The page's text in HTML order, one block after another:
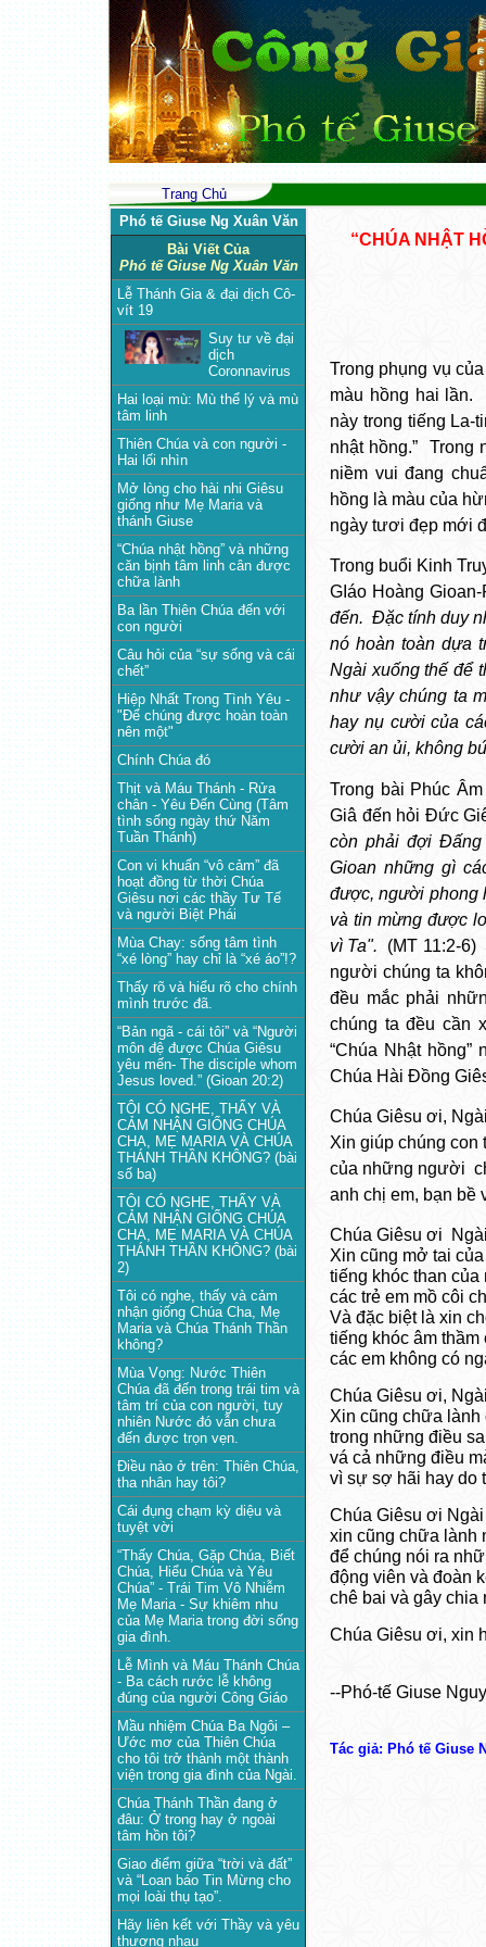
Trang Chủ
Phó tế Giuse Ng Xuân Văn
Bài Viết Của
Phó tế Giuse Ng Xuân Văn
Lễ Thánh Gia & đại dịch Cô-
vít 19
Suy tư về đại
dịch
Coronnavirus
Hai loại mù: Mù thể lý và mù
tâm linh
Thiên Chúa và con người -
Hai lối nhìn
Mở lòng cho hài nhi Giêsu
giống như Mẹ Maria và
thánh Giuse
“Chúa nhật hồng” và những
căn bịnh tâm linh cân được
chữa lành
Ba lần Thiên Chúa đến với
con người
Câu hỏi của “sự sống và cái
chết”
Hiệp Nhất Trong Tình Yêu -
"Để chúng được hoàn toàn
nên một"
Chính Chúa đó
Thịt và Máu Thánh - Rửa
chân - Yêu Đến Cùng (Tâm
tình sống ngày thứ Năm
Tuần Thánh)
Con vi khuẩn “vô cảm” đã
hoạt đồng từ thời Chúa
Giêsu nơi các thầy Tư Tế
và người Biệt Phái
Mùa Chay: sống tâm tình
“xé lòng” hay chỉ là “xé áo”!?
Thấy rõ và hiểu rõ cho chính
mình trước đã.
“Bản ngã - cái tôi” và “Người
môn đệ được Chúa Giêsu
yêu mến- The disciple whom
Jesus loved.” (Gioan 20:2)
TÔI CÓ NGHE, THẤY VÀ
CẢM NHẬN GIỐNG CHÚA
CHA, MẸ MARIA VÀ CHÚA
THÁNH THẦN KHÔNG? (bài
số ba)
TÔI CÓ NGHE, THẤY VÀ
CẢM NHẬN GIỐNG CHÚA
CHA, MẸ MARIA VÀ CHÚA
THÁNH THẦN KHÔNG? (bài
2)
Tôi có nghe, thấy và cảm
nhận giống Chúa Cha, Mẹ
Maria và Chúa Thánh Thần
không?
Mùa Vọng: Nước Thiên
Chúa đã đến trong trái tim và
tâm trí của con người, tuy
nhiên Nước đó vẫn chưa
đến được trọn vẹn.
Điều nào ở trên: Thiên Chúa,
tha nhân hay tôi?
Cái đụng chạm kỳ diệu và
tuyệt vời
“Thấy Chúa, Gặp Chúa, Biết
Chúa, Hiểu Chúa và Yêu
Chúa” - Trái Tim Vô Nhiễm
Mẹ Maria - Sự khiêm nhu
của Mẹ Maria trong đời sống
gia đình.
Lễ Mình và Máu Thánh Chúa
- Ba cách rước lễ không
đúng của người Công Giáo
Mầu nhiệm Chúa Ba Ngôi –
Ước mơ của Thiên Chúa
cho tôi trở thành một thành
viện trong gia đình của Ngài.
Chúa Thánh Thần đang ở
đâu: Ở trong hay ở ngoài
tâm hồn tôi?
Giao điểm giữa “trời và đất”
và “Loan báo Tin Mừng cho
mọi loài thụ tạo”.
Hãy liên kết với Thầy và yêu
thương nhau
“CHÚA NHẬT
Trong phụng vụ
màu hồng hai lần.
này trong tiếng La-
nhật hồng.”
niềm vui đang
hồng là màu của
ngày tươi đẹp mới
Trong buổi Kinh
GIáo Hoàng
đến.  Đặc tính duy
nó hoàn toàn dựa
Ngài xuống thế để
như vậy chúng ta
hay nụ cười của
cười an ủi, không
Trong bài Phúc
Giâ đến hỏi Đức
còn phải đợi Đấng
Gioan những gì
được, người phong
và tin mừng được
vì Ta". (MT 11:2-6)
người chúng ta
đều mắc phải
chúng ta đều cần
“Chúa Nhật
Chúa Hài Đồng
Chúa Giêsu ơi,
Xin giúp chúng con
của những người
anh chị em, bạn bề
Chúa Giêsu ơi
Xin cũng mở tai
tiếng khóc than
các trẻ em mồ côi
Và đặc biệt là xin
tiếng khóc âm thầm
các em không có
Chúa Giêsu ơi,
Xin cũng chữa lành
trong những điều
vá cả những điều
vì sự sợ hãi hay do
Chúa Giêsu ơi
xin cũng chữa lành
để chúng nói ra
động viên và đoàn
chê bai và gây chia
Chúa Giêsu ơi, xin
--Phó-tế Giuse
Tác giả: Phó tế Giuse